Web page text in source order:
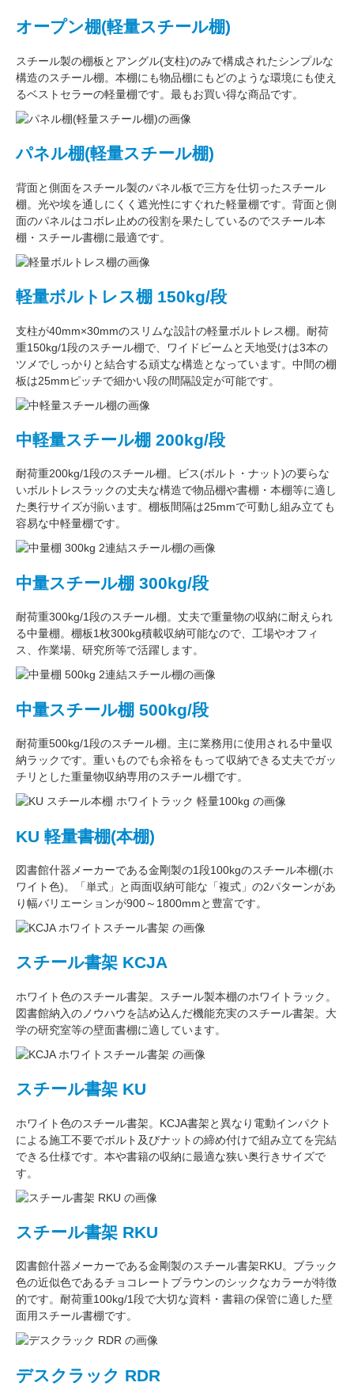
オープン棚(軽量スチール棚)
スチール製の棚板 と アングル(支柱)のみで構成されたシンプルな
構造のスチール棚。本棚にも物品棚にもどのような環境にも使え
るベストセラーの軽量棚です。最もお買い得な商品です。
パネル棚(軽量スチール棚)
背面と側面をスチール製のパネル板で三方を仕切った スチール
棚。 光や埃を通しにくく遮光性にすぐれた軽量棚です。背面と側
面のパネルはコボレ止めの役割を果たしているのでスチール本
棚・スチール書棚に最適です。
軽量ボルトレス棚 150kg/段
支柱が40mm×30mmのスリムな設計の軽量ボルトレス棚。 耐荷
重150kg/1段のスチール棚で、ワイドビームと天地受けは3本の
ツメでしっかりと結合する頑丈な構造となっています。中間の棚
板は25mmピッチで細かい段の間隔設定が可能です。
中軽量スチール棚 200kg/段
耐荷重200kg/1段のスチール棚。ビス(ボルト・ナット)の要らな
いボルトレスラックの丈夫な構造で物品棚や書棚・本棚等に適し
た奥行サイズが揃います。 棚板間隔は25mmで可動し組み立ても
容易な中軽量棚です。
中量スチール棚 300kg/段
耐荷重300kg/1段のスチール棚。丈夫で重量物の収納に耐えられ
る中量棚。 棚板1枚300kg積載収納可能なので、工場やオフィ
ス、作業場、研究所等で活躍します。
中量スチール棚 500kg/段
耐荷重500kg/1段のスチール棚。主に業務用に使用される中量収
納ラックです。重いものでも余裕をもって収納できる丈夫でガッ
チリとした重量物収納専用のスチール棚です。
KU 軽量書棚(本棚)
図書館什器メーカーである金剛製の1段100kgのスチール本棚(ホ
ワイト色)。
「単式」 と両面収納可能な 「複式」 の2パターンがあ
り幅バリエーションが900～1800mmと豊富です。
スチール書架 KCJA
ホワイト色のスチール書架。スチール製本棚のホワイトラック 。
図書館納入のノウハウを詰め込んだ機能充実のスチール書架。 大
学の研究室等の壁面書棚に適しています。
スチール書架 KU
ホワイト色のスチール書架。KCJA書架と異なり電動インパクト
による施工不要でボルト及びナットの締め付けで組み立てを完結
できる仕様です。本や書籍の収納に最適な狭い奥行きサイズで
す。
スチール書架 RKU
図書館什器メーカーである金剛製のスチール書架RKU。ブラック
色の近似色であるチョコレートブラウンのシックなカラーが特徴
的です。耐荷重100kg/1段で大切な資料・書籍の保管に適した壁
面用スチール書棚です。
デスクラック RDR